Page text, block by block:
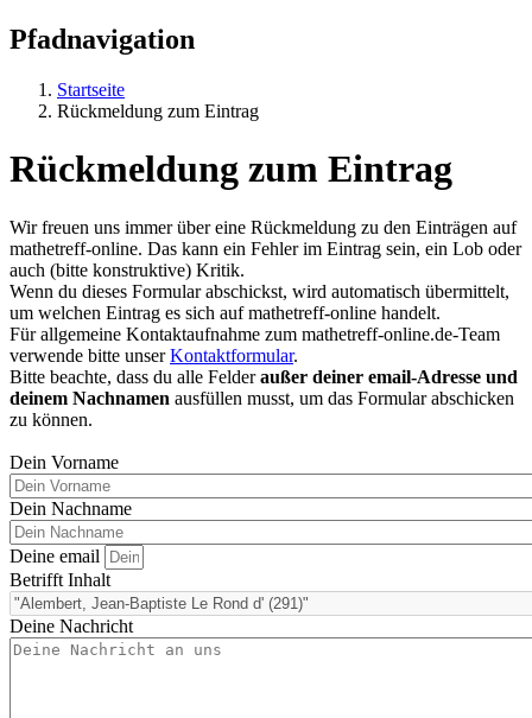
Pfadnavigation
Startseite
Rückmeldung zum Eintrag
Rückmeldung zum Eintrag
Wir freuen uns immer über eine Rückmeldung zu den Einträgen auf
mathetreff-online. Das kann ein Fehler im Eintrag sein, ein Lob oder
auch (bitte konstruktive) Kritik.
Wenn du dieses Formular abschickst, wird automatisch übermittelt,
um welchen Eintrag es sich auf mathetreff-online handelt.
Für allgemeine Kontaktaufnahme zum mathetreff-online.de-Team
verwende bitte unserKontaktformular.
Bitte beachte, dass du alle Felderaußer deiner email-Adresse und
deinem Nachnamen ausfüllen musst, um das Formular abschicken
zu können.
Dein Vorname
Dein Nachname
Deine email
Betrifft Inhalt
Deine Nachricht